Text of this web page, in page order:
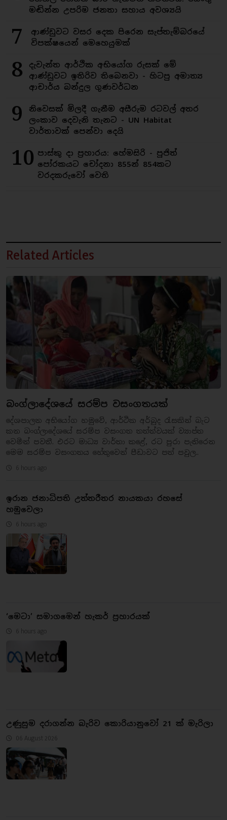
මඬින්න උපරිම ජනතා සහාය අවශ්‍යයි
7
ආණ්ඩුවට වසර දෙක පිරෙන සැප්තැම්බරයේ
විපක්ෂයෙන් මෙහෙයුමක්
8
දැවැන්ත ආර්ථික අභියෝග රුසක් මේ
ආණ්ඩුවට ඉතිරිව තිබෙනවා - හිටපු අමාත්‍ය
ආචාර්ය බන්දුල ගුණවර්ධන
9
නිවෙසක් මිලදී ගැනීම අසීරුම රටවල් අතර
ලංකාව දෙවැනි තැනට - UN Habitat
වාර්තාවක් පෙන්වා දෙයි
10 පාස්කු දා ප්‍රහාරය: හේමසිරි - පූජිත්
පෝරකයට චෝදනා 855න් 854කට
වරදකරුවෝ වෙති
Related Articles
බංග්ලාදේශයේ සරම්ප වසංගතයක්
දේශපාලන අභියෝග හමුවේ, ආර්ථික අර්බුද රැසකින් බැට
කන බංග්ලාදේශයේ සරම්ප වසංගත තත්ත්වයක් ව්‍යාප්ත
වෙමින් පවතී. එරට මාධ්‍ය වාර්තා කළේ, රට පුරා පැතිරෙන
මෙම සරම්ප වසංගතය හේතුවෙන් පීඩාවට පත් පවුල..
6 hours ago
ඉරාන ජනාධිපති උත්තරීතර නායකයා රහසේ
හමුවෙලා
6 hours ago
‘මෙටා’ සමාගමෙන් හැකර් ප්‍රහාරයක්
6 hours ago
උණුසුම දරාගන්න බැරිව කොරියානුවෝ 21 ක් මැරිලා
06 August 2026